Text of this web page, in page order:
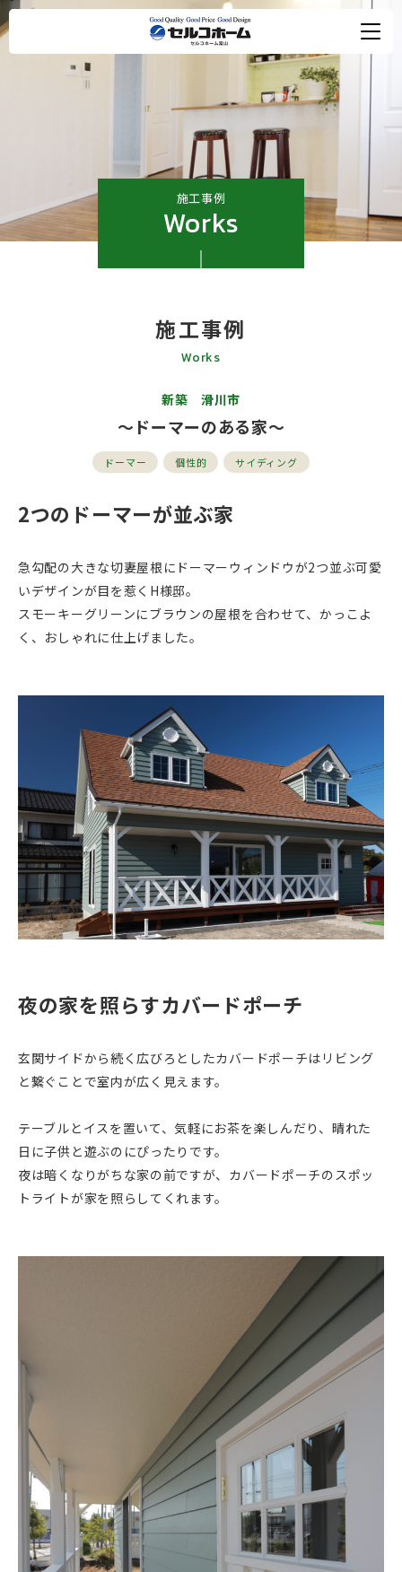
施工事例
Works
施工事例
Works
新築 滑川市
～ドーマーのある家～
ドーマー 個性的 サイディング
2つのドーマーが並ぶ家
急勾配の大きな切妻屋根にドーマーウィンドウが2つ並ぶ可愛
いデザインが目を惹くH様邸。
スモーキーグリーンにブラウンの屋根を合わせて、かっこよ
く、おしゃれに仕上げました。
夜の家を照らすカバードポーチ
玄関サイドから続く広びろとしたカバードポーチはリビング
と繋ぐことで室内が広く見えます。
テーブルとイスを置いて、気軽にお茶を楽しんだり、晴れた
日に子供と遊ぶのにぴったりです。
夜は暗くなりがちな家の前ですが、カバードポーチのスポッ
トライトが家を照らしてくれます。